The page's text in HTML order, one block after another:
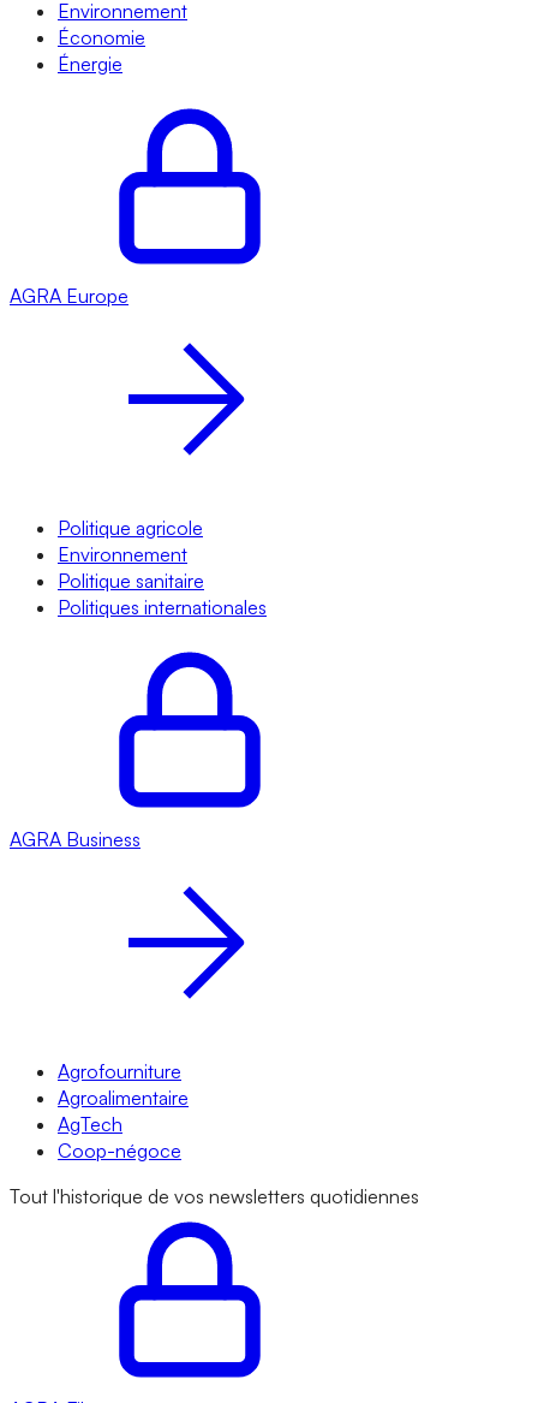
Environnement
Économie
Énergie
AGRA Europe
Politique agricole
Environnement
Politique sanitaire
Politiques internationales
AGRA Business
Agrofourniture
Agroalimentaire
AgTech
Coop-négoce
Tout l'historique de vos newsletters quotidiennes